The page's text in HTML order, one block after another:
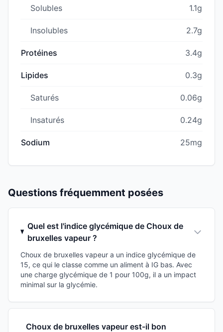
Solubles 1.1g
Insolubles 2.7g
Protéines 3.4g
Lipides 0.3g
Saturés 0.06g
Insaturés 0.24g
Sodium 25mg
Questions fréquemment posées
Quel est l'indice glycémique de Choux de
bruxelles vapeur ?
Choux de bruxelles vapeur a un indice glycémique de
15, ce qui le classe comme un aliment à IG bas. Avec
une charge glycémique de 1 pour 100g, il a un impact
minimal sur la glycémie.
Choux de bruxelles vapeur est-il bon